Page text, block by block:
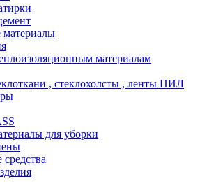
материалы
материалам
, стеклохолсты , ленты ПИЛ
для уборки